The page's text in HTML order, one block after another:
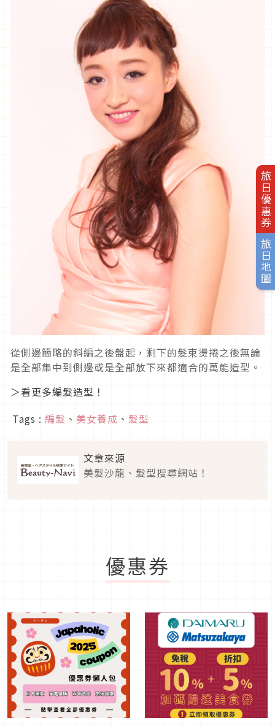
旅日優惠券
旅日地圖
從側邊簡略的斜編之後盤起，剩下的髮束燙捲之後無論
是全部集中到側邊或是全部放下來都適合的萬能造型。
＞看更多編髮造型！
Tags : 編髮 、 美女養成 、 髮型
文章來源
美髮沙龍、髮型搜尋網站！
優惠券